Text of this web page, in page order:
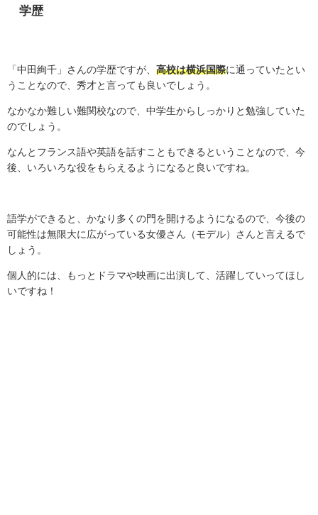
学歴
「中田絢千」さんの学歴ですが、 高校は横浜国際に通っていたとい
うことなので、秀才と言っても良いでしょう。
なかなか難しい難関校なので、中学生からしっかりと勉強していた
のでしょう。
なんとフランス語や英語を話すこともできるということなので、今
後、いろいろな役をもらえるようになると良いですね。
語学ができると、かなり多くの門を開けるようになるので、今後の
可能性は無限大に広がっている女優さん（モデル）さんと言えるで
しょう。
個人的には、もっとドラマや映画に出演して、活躍していってほし
いですね！